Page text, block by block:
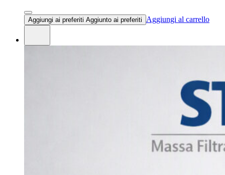
Aggiungi ai preferiti Aggiunto ai preferiti Aggiungi al carrello